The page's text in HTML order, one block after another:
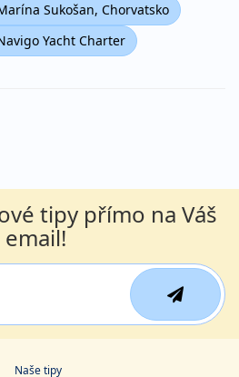
Sukošan, Chorvatsko
Yacht Charter
tipy přímo na Váš
email!
Naše tipy